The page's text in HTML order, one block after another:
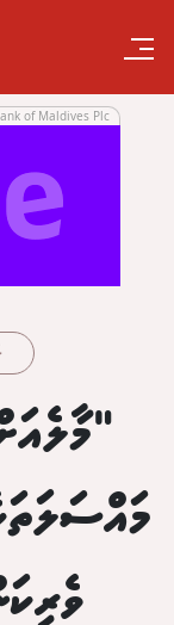
of Maldives Plc